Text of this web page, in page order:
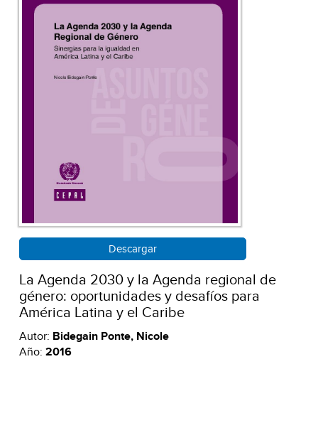
Descargar
La Agenda 2030 y la Agenda regional de
género: oportunidades y desafíos para
América Latina y el Caribe
Autor: Bidegain Ponte, Nicole
Año: 2016